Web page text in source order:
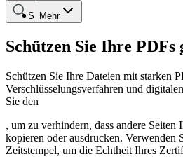
Mehr
Suche
Schützen Sie Ihre PDFs
Schützen Sie Ihre Dateien mit starken
Verschlüsselungsverfahren und
Sie den
, um zu verhindern, dass andere Seiten
kopieren oder ausdrucken. Verwenden
Zeitstempel, um die Echtheit Ihres